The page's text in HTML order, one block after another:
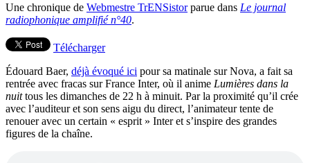
Une chronique de Webmestre TrENSistorparue dans Le journal
radiophonique amplifié n°40.
Télécharger
Édouard Baer, déjà évoqué ici pour sa matinale sur Nova, a fait sa
rentrée avec fracas sur France Inter, où il anime Lumières dans la
nuittous les dimanches de 22 h à minuit. Par la proximité qu’il crée
avec l’auditeur et son sens aigu du direct, l’animateur tente de
renouer avec un certain « esprit » Inter et s’inspire des grandes
figures de la chaîne.